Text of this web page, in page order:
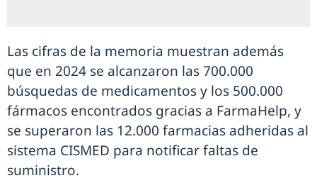
Las cifras de la memoria muestran además
que en 2024 se alcanzaron las 700.000
búsquedas de medicamentos y los 500.000
fármacos encontrados gracias a FarmaHelp, y
se superaron las 12.000 farmacias adheridas al
sistema CISMED para notificar faltas de
suministro.